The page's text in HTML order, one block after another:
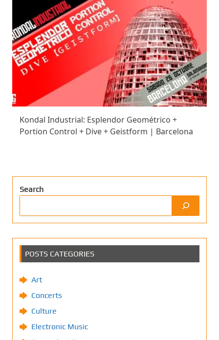
Kondal Industrial: Esplendor Geométrico +
Portion Control + Dive + Geistform | Barcelona
Search
POSTS CATEGORIES
Art
Concerts
Culture
Electronic Music